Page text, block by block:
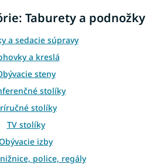
e
r
k
y
ý
p
s
u
i
e
Taburety a podnožky
a sedacie súpravy
a kreslá
steny
stolíky
stolíky
TV stolíky
izby
police, regály